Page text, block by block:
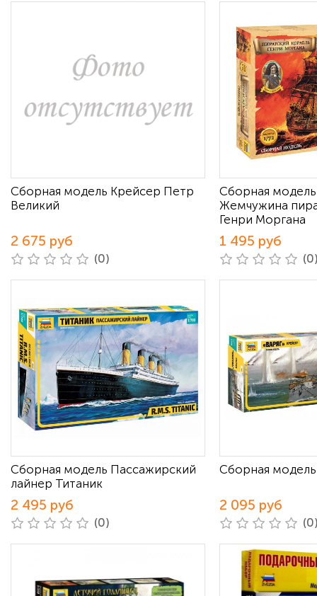
Сборная модель Крейсер Петр
Великий
2 675 руб
(0)
Сборная
Жемчужина
Генри Моргана
1 495 руб
Сборная модель Пассажирский
лайнер Титаник
2 495 руб
(0)
Сборная
2 095 руб